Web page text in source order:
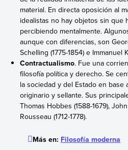
material. En directa oposición al
idealistas no hay objetos sin que
percibiendo mentalmente.
aunque con diferencias, son
Schelling (1775-1854) e Immanuel
Contractualismo. Fue una
filosofía política y derecho. Se
la sociedad y del Estado en base
originario y sellante. Sus
Thomas Hobbes (1588-1679),
Rousseau (1712-1778).
Más en: Filosofía moderna